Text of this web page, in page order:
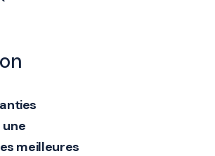
meilleures